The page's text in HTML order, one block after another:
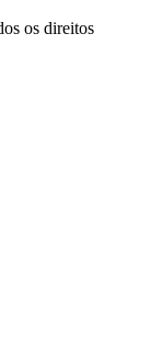
os direitos